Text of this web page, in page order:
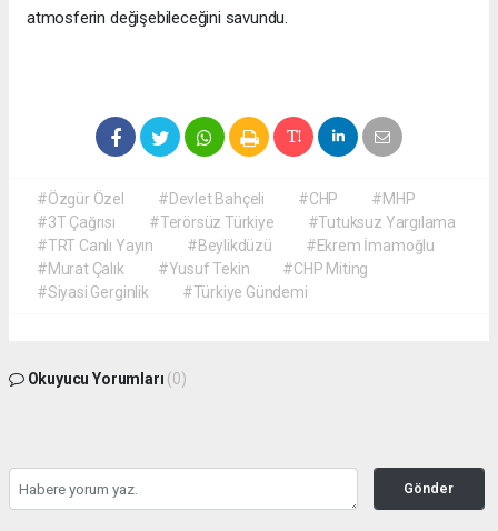
atmosferin değişebileceğini savundu.
#Özgür Özel #Devlet Bahçeli #CHP
#MHP
#3T Çağrısı
#Terörsüz Türkiye
#Tutuksuz Yargılama
#TRT Canlı Yayın
#Beylikdüzü
#Ekrem İmamoğlu
#Murat Çalık
#Yusuf Tekin
#CHP Miting
#Siyasi Gerginlik
#Türkiye Gündemi
Okuyucu Yorumları (0)
Gönder